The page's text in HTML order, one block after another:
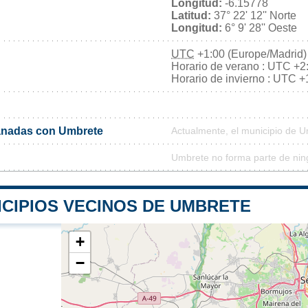
Longitud: -6.15778
Latitud: 37° 22' 12'' Norte
Longitud: 6° 9' 28'' Oeste
UTC +1:00 (Europe/Madrid)
Horario de verano : UTC
Horario de invierno : UTC
con Umbrete Actualmente, el municipio de
Umbrete no forma parte de
VECINOS DE UMBRETE
+
−